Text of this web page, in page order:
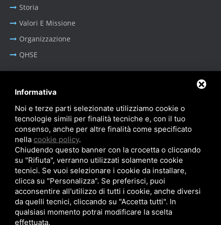
Storia
Valori E Missione
Organizzazione
QHSE
Oil & Gas - Industrial
Sistemi Portacavi Industriali
Privacy Policy-Cookie Policy-SiteMap
© SITIE Impianti S.r.l. 2026
Informativa
Noi e terze parti selezionate utilizziamo cookie o
tecnologie simili per finalità tecniche e, con il tuo
consenso, anche per altre finalità come specificato
nella cookie policy.
Chiudendo questo banner con la crocetta o cliccando
su "Rifiuta", verranno utilizzati solamente cookie
tecnici. Se vuoi selezionare i cookie da installare,
clicca su "Personalizza". Se preferisci, puoi
acconsentire all'utilizzo di tutti i cookie, anche diversi
da quelli tecnici, cliccando su "Accetta tutti". In
qualsiasi momento potrai modificare la scelta
effettuata.